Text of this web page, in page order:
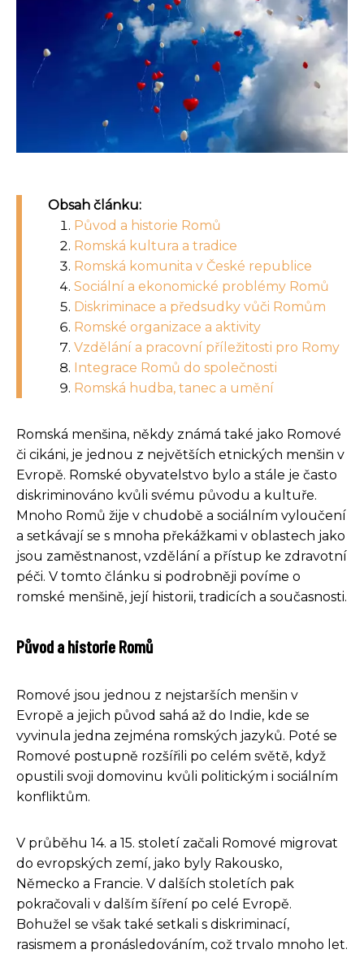
Obsah článku:
Původ a historie Romů
Romská kultura a tradice
Romská komunita v České republice
Sociální a ekonomické problémy Romů
Diskriminace a předsudky vůči Romům
Romské organizace a aktivity
Vzdělání a pracovní příležitosti pro Romy
Integrace Romů do společnosti
Romská hudba, tanec a umění
Romská menšina, někdy známá také jako Romové
či cikáni, je jednou z největších etnických menšin v
Evropě. Romské obyvatelstvo bylo a stále je často
diskriminováno kvůli svému původu a kultuře.
Mnoho Romů žije v chudobě a sociálním vyloučení
a setkávají se s mnoha překážkami v oblastech jako
jsou zaměstnanost, vzdělání a přístup ke zdravotní
péči. V tomto článku si podrobněji povíme o
romské menšině, její historii, tradicích a současnosti.
Původ a historie Romů
Romové jsou jednou z nejstarších menšin v
Evropě a jejich původ sahá až do Indie, kde se
vyvinula jedna zejména romských jazyků. Poté se
Romové postupně rozšířili po celém světě, když
opustili svoji domovinu kvůli politickým i sociálním
konfliktům.
V průběhu 14. a 15. století začali Romové migrovat
do evropských zemí, jako byly Rakousko,
Německo a Francie. V dalších stoletích pak
pokračovali v dalším šíření po celé Evropě.
Bohužel se však také setkali s diskriminací,
rasismem a pronásledováním, což trvalo mnoho let.